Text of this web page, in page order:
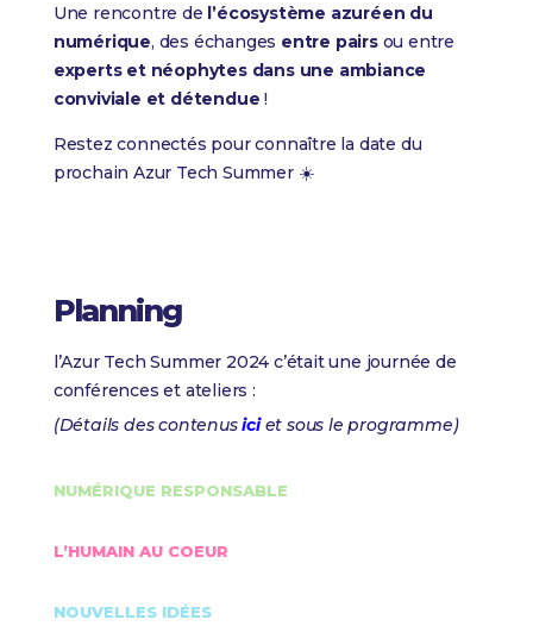
Une rencontre de l’écosystème azuréen du
numérique, des échanges entre pairsou entre
experts et néophytes dans une ambiance
conviviale et détendue!
Restez connectés pour connaître la date du
prochain Azur Tech Summer ☀️
Planning
l’Azur Tech Summer 2024 c’était une journée de
conférences et ateliers :
(Détails des contenusici et sous le programme)
NUMÉRIQUE RESPONSABLE
L’HUMAIN AU COEUR
NOUVELLES IDÉES